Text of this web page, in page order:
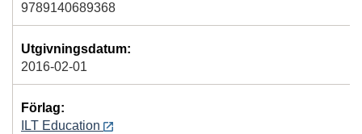
9789140689368
Utgivningsdatum:
2016-02-01
Förlag:
ILT Education